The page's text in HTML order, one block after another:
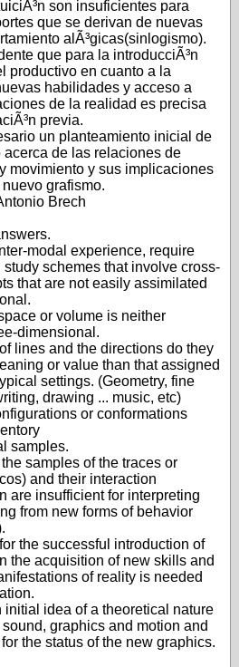
son insuficientes para
que se derivan de nuevas
alÃ³gicas(sinlogismo).
que para la introducciÃ³n
productivo en cuanto a la
habilidades y acceso a
de la realidad es precisa
previa.
un planteamiento inicial de
acerca de las relaciones de
movimiento y sus implicaciones
grafismo.
Brech
modal experience, require
schemes that involve cross-
that are not easily assimilated
or volume is neither
dimensional.
lines and the directions do they
or value than that assigned
settings. (Geometry, fine
drawing ... music, etc)
or conformations
samples.
samples of the traces or
and their interaction
are insufficient for interpreting
from new forms of behavior
the successful introduction of
the acquisition of new skills and
of reality is needed
initial idea of a theoretical nature
graphics and motion and
the status of the new graphics.